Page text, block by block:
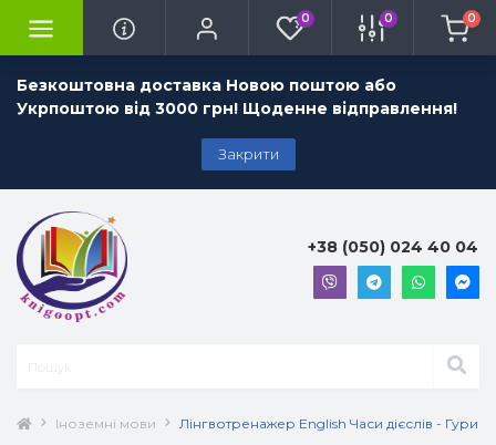
Безкоштовна доставка Новою поштою або
Укрпоштою від 3000 грн! Щоденне відправлення!
Закрити
0 0 0
+38 (050) 024 40 04
Іноземні мови Лінгвотренажер English Часи дієслів -